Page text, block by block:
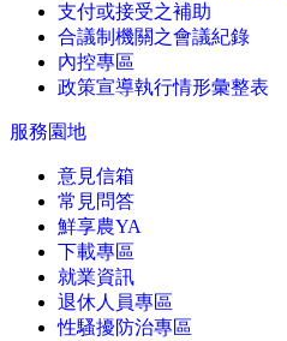
支付或接受之補助
合議制機關之會議紀錄
內控專區
政策宣導執行情形彙整表
服務園地
意見信箱
常見問答
鮮享農YA
下載專區
就業資訊
退休人員專區
性騷擾防治專區